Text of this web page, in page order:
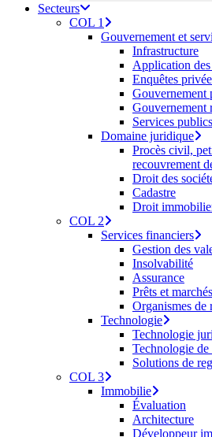
Secteurs
COL 1
Gouvernement et
Infrastructure
Application
Enquêtes
Gouvernement
Gouvernement
Services publics
Domaine juridique
Procès civil,
recouvrement
Droit des
Cadastre
Droit
COL 2
Services financiers
Gestion des
Insolvabilité
Assurance
Prêts et
Organismes de
Technologie
Technologie
Technologie
Solutions de
COL 3
Immobilie
Évaluation
Architecture
Développeur